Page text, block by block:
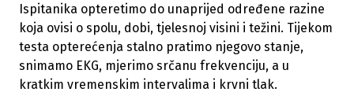
Ispitanika opteretimo do unaprijed određene razine
koja ovisi o spolu, dobi, tjelesnoj visini i težini. Tijekom
testa opterećenja stalno pratimo njegovo stanje,
snimamo EKG, mjerimo srčanu frekvenciju, a u
kratkim vremenskim intervalima i krvni tlak.